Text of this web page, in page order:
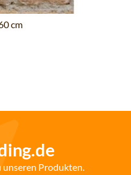
cm
unseren Produkten.